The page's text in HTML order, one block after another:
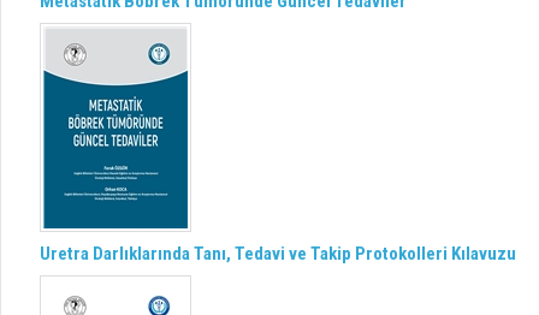
Uretra Darlıklarında Tanı, Tedavi ve Takip Protokolleri Kılavuzu